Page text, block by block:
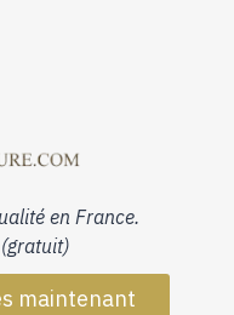
en France.
(gratuit)
maintenant